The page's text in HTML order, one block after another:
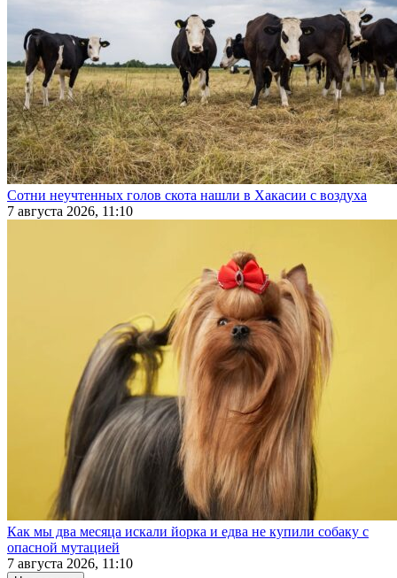
Сотни неучтенных голов скота нашли в Хакасии с воздуха
7 августа 2026, 11:10
Как мы два месяца искали йорка и едва не купили собаку с
опасной мутацией
7 августа 2026, 11:10